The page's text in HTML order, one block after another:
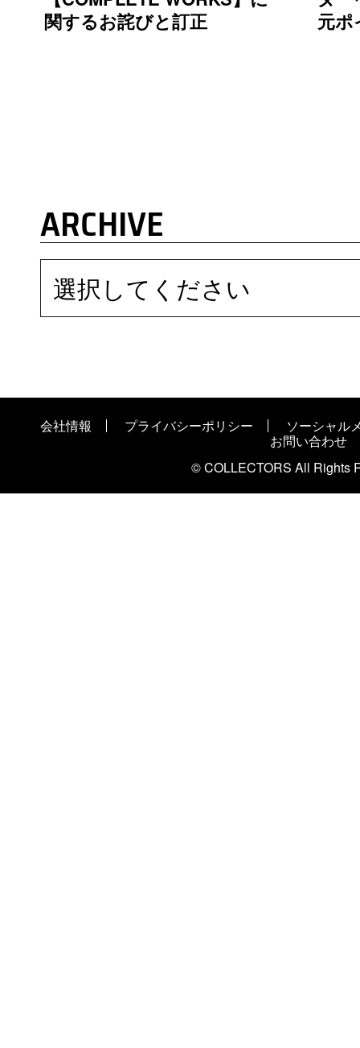
関するお詫びと訂正
元ポ
ARCHIVE
選択してください
会社情報 プライバシーポリシー
ソーシャル
お問い合わせ
© COLLECTORS All Rights